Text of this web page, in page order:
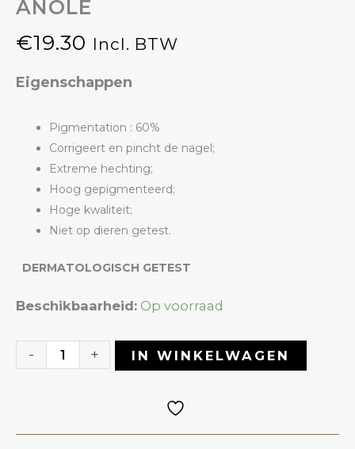
ANOLE
€19.30 Incl. BTW
Eigenschappen
Pigmentation : 60%
Corrigeert en pincht de nagel;
Extreme hechting;
Hoog gepigmenteerd;
Hoge kwaliteit;
Niet op dieren getest.
DERMATOLOGISCH GETEST
Beschikbaarheid: Op voorraad
-
Rubber
+ IN WINKELWAGEN